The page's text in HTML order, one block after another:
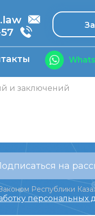
и заключений
на
Республики
персональных